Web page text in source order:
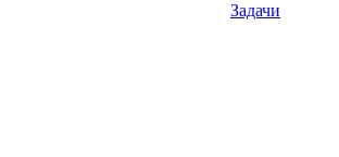
Задачи